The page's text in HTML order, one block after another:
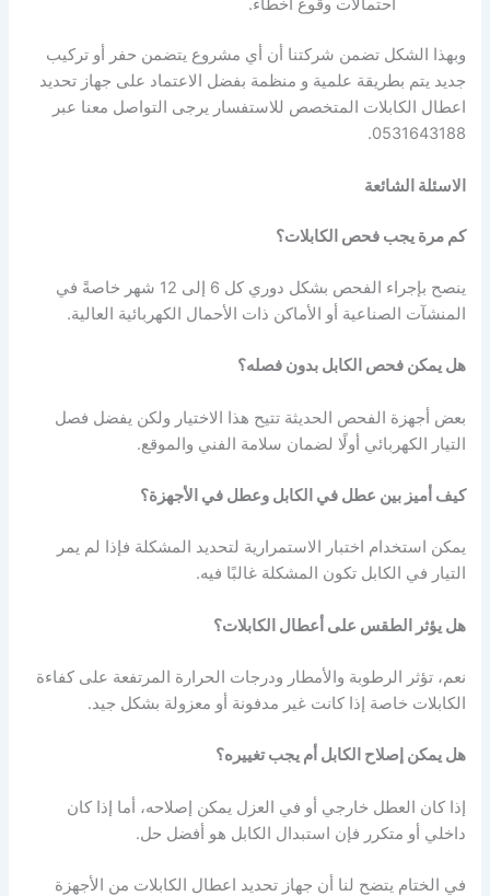
احتمالات وقوع أخطاء.
وبهذا الشكل تضمن شركتنا أن أي مشروع يتضمن حفر أو تركيب
جديد يتم بطريقة علمية و منظمة بفضل الاعتماد على جهاز تحديد
اعطال الكابلات المتخصص للاستفسار يرجى التواصل معنا عبر
0531643188.
الاسئلة الشائعة
كم مرة يجب فحص الكابلات؟
ينصح بإجراء الفحص بشكل دوري كل 6 إلى 12 شهر خاصةً في
المنشآت الصناعية أو الأماكن ذات الأحمال الكهربائية العالية.
هل يمكن فحص الكابل بدون فصله؟
بعض أجهزة الفحص الحديثة تتيح هذا الاختيار ولكن يفضل فصل
التيار الكهربائي أولًا لضمان سلامة الفني والموقع.
كيف أميز بين عطل في الكابل وعطل في الأجهزة؟
يمكن استخدام اختبار الاستمرارية لتحديد المشكلة فإذا لم يمر
التيار في الكابل تكون المشكلة غالبًا فيه.
هل يؤثر الطقس على أعطال الكابلات؟
نعم، تؤثر الرطوبة والأمطار ودرجات الحرارة المرتفعة على كفاءة
الكابلات خاصة إذا كانت غير مدفونة أو معزولة بشكل جيد.
هل يمكن إصلاح الكابل أم يجب تغييره؟
إذا كان العطل خارجي أو في العزل يمكن إصلاحه، أما إذا كان
داخلي أو متكرر فإن استبدال الكابل هو أفضل حل.
في الختام يتضح لنا أن جهاز تحديد اعطال الكابلات من الأجهزة